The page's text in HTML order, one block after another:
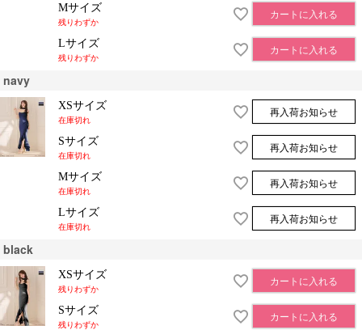
Mサイズ
残りわずか
カートに入れる
Lサイズ
残りわずか
カートに入れる
navy
XSサイズ
在庫切れ
再入荷お知らせ
Sサイズ
在庫切れ
再入荷お知らせ
Mサイズ
在庫切れ
再入荷お知らせ
Lサイズ
在庫切れ
再入荷お知らせ
black
XSサイズ
残りわずか
カートに入れる
Sサイズ
残りわずか
カートに入れる